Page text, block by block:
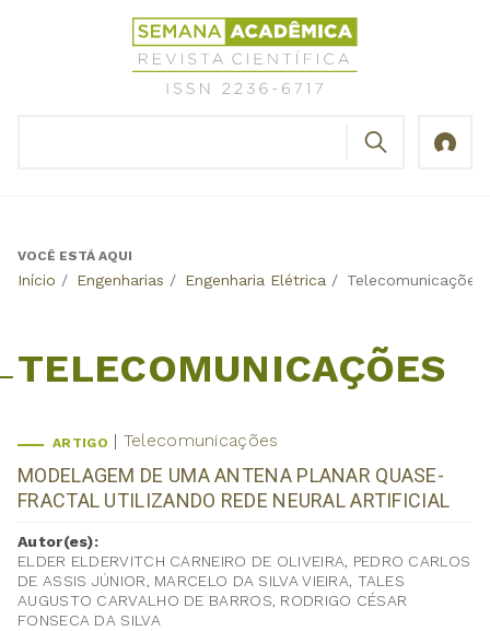
Revista
Científica
Semana
Back
VOCÊ ESTÁ AQUI
Início / Engenharias / Engenharia Elétrica / Telecomunicações
TELECOMUNICAÇÕES
ARTIGO Telecomunicações
MODELAGEM DE UMA ANTENA PLANAR QUASE-
FRACTAL UTILIZANDO REDE NEURAL ARTIFICIAL
Autor(es):
ELDER ELDERVITCH CARNEIRO DE OLIVEIRA, PEDRO CARLOS
DE ASSIS JÚNIOR, MARCELO DA SILVA VIEIRA, TALES
AUGUSTO CARVALHO DE BARROS, RODRIGO CÉSAR
FONSECA DA SILVA